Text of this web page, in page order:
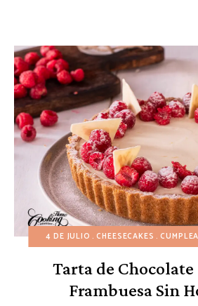
4 DE JULIO CHEESECAKES
Tarta de
Frambuesa Sin